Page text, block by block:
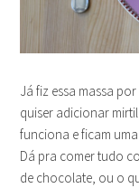
Já fiz essa massa
quiser adicionar
funciona e ficam
Dá pra comer tudo
de chocolate, ou o